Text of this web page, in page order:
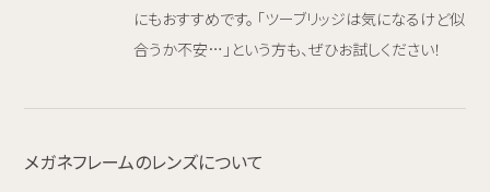
にもおすすめです。 「ツーブリッジは気になるけど似
合うか不安…」という方も、ぜひお試しください！
メガネフレームのレンズについて